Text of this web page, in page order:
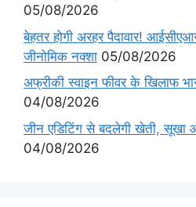
05/08/2026
बेहतर होगी अरहर पैदावार!
जीनोमिक नक्शा 05/08/2026
अफ्रीकी स्वाइन फीवर के खिलाफ
04/08/2026
जीन एडिटिंग से बदलेगी खेती,
04/08/2026